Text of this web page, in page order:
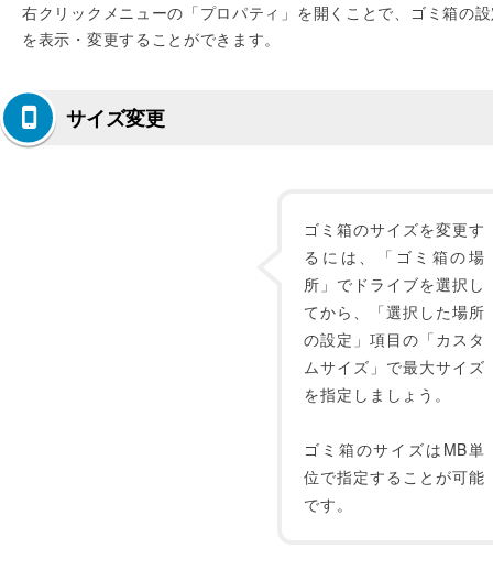
右クリックメニューの「プロパティ」を開くことで、ゴミ箱の
を表示・変更することができます。
サイズ変更
ゴミ箱のサイズを変更す
るには、「ゴミ箱の場
所」でドライブを選択し
てから、「選択した場所
の設定」項目の「カスタ
ムサイズ」で最大サイズ
を指定しましょう。
ゴミ箱のサイズはMB単
位で指定することが可能
です。